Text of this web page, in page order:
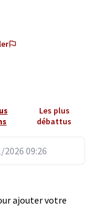
Les plus
débattus
09:26
ajouter votre